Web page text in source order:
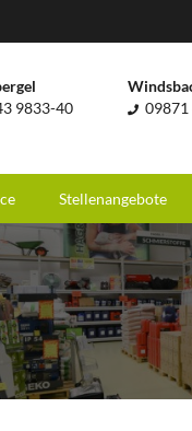
9833-40
Stellenangebote